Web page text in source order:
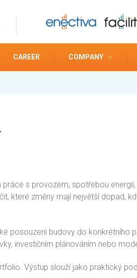
CAREER COMPANY
s provozem, spotřebou
které změny mají největší dopad,
posouzení budovy do konkrétního
investičním plánováním nebo
Výstup slouží jako praktický